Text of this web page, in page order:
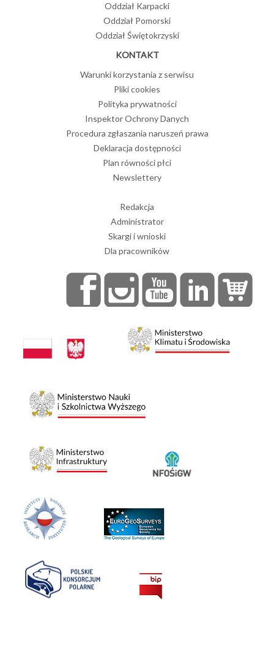
Oddział Karpacki
Oddział Pomorski
Oddział Świętokrzyski
KONTAKT
Warunki korzystania z serwisu
Pliki cookies
Polityka prywatności
Inspektor Ochrony Danych
Procedura zgłaszania naruszeń prawa
Deklaracja dostępności
Plan równości płci
Newslettery
Redakcja
Administrator
Skargi i wnioski
Dla pracowników